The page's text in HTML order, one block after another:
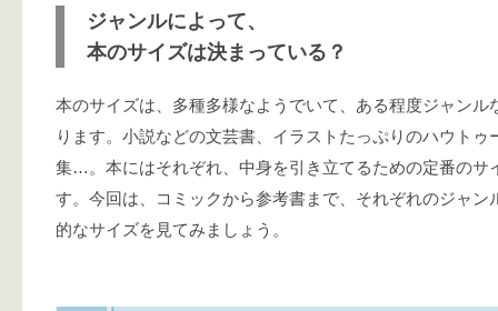
ジャンルによって、
本のサイズは決まっている？
本のサイズは、多種多様なようでいて、ある程度ジャンル
ります。小説などの文芸書、イラストたっぷりのハウトゥ
集…。本にはそれぞれ、中身を引き立てるための定番のサ
す。今回は、コミックから参考書まで、それぞれのジャン
的なサイズを見てみましょう。